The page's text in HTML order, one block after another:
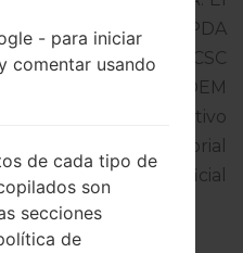
la versión PDA
y la versión CSC
de MODEM
del sistema operativo
R 11. Tutorial
el firmware oficial
- para iniciar
comentar usando
de cada tipo de
son
secciones
de